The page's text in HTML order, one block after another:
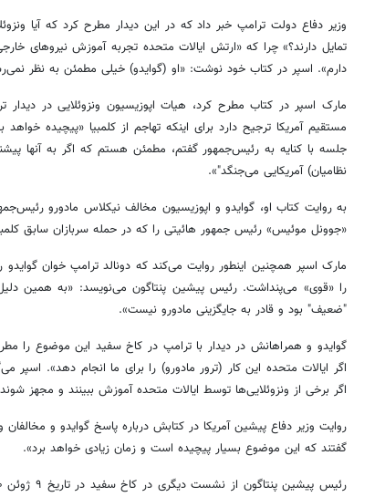
وزیر دفاع دولت ترامپ خبر داد که در این دیدار مطرح کرد که آیا
تمایل دارند؟» چرا که «ارتش ایالات متحده تجربه آموزش نیروهای
دارم». اسپر در کتاب خود نوشت: «او (گوایدو) خیلی مطمئن به نظر
مارک اسپر در کتاب مطرح کرد، هیات اپوزیسیون ونزوئلایی در دیدار
مستقیم آمریکا ترجیح دارد برای اینکه تهاجم از کلمبیا «پیچیده
جلسه با کنایه به رئیس‌جمهور گفتم، مطمئن هستم که اگر به آنها
نظامیان) آمریکایی می‌جنگد"».
به روایت کتاب او، گوایدو و اپوزیسیون مخالف نیکلاس مادورو
«جوونل موئیس» رئیس جمهور هائیتی را که در حمله سربازان سابق
مارک اسپر همچنین اینطور روایت می‌کند که دونالد ترامپ خوان
را «قوی» می‌پنداشت. رئیس پیشین پنتاگون می‌نویسد: «به همین
"ضعیف" بود و قادر به جایگزینی مادورو نیست».
گوایدو و همراهانش در دیدار با ترامپ در کاخ سفید این موضوع را
اگر ایالات متحده این کار (ترور مادورو) را برای ما انجام دهد». اسپر
اگر برخی از ونزوئلایی‌ها توسط ایالات متحده آموزش ببینند و مجهز
روایت وزیر دفاع پیشین آمریکا در کتابش درباره پاسخ گوایدو و
گفتند که این موضوع بسیار پیچیده است و زمان زیادی خواهد برد».